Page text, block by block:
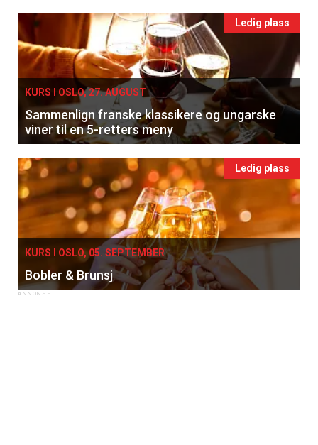
Få ukentlige nyhetsbrev fra
Apéritif
Vi tilbyr flere ukentlige nyhetsbrev. Du
kan fritt velge hvilke du ønsker å få
tilsendt.
Registrer deg
Ledig plass
KURS I OSLO, 27. AUGUST
Sammenlign franske klassikere og ungarske
viner til en 5-retters meny
Ledig plass
KURS I OSLO, 05. SEPTEMBER
Bobler & Brunsj